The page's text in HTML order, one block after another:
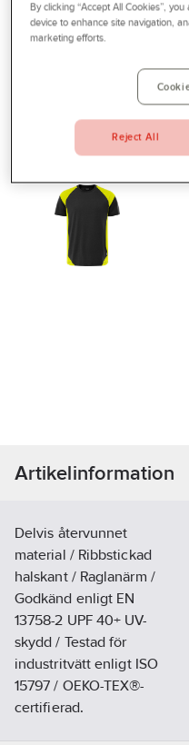
Bli kund
Serviceverkstad
Företagsprofilering
Movab
Artikelinformation
Delvis återvunnet
material / Ribbstickad
halskant / Raglanärm /
Godkänd enligt EN
13758-2 UPF 40+ UV-
skydd / Testad för
industritvätt enligt ISO
15797 / OEKO-TEX®-
certifierad.
By clicking “Accept All Cookies”,
device to enhance site navigation,
marketing efforts.
Reject All